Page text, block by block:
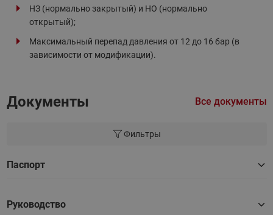
НЗ (нормально закрытый) и НО (нормально
открытый);
Максимальный перепад давления от 12 до 16 бар (в
зависимости от модификации).
Документы Все документы
Фильтры
Паспорт
Руководство